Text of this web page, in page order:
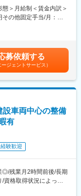
り組み
（スーパーバイザー）
ます。
運営。チームワークを
設系法人取引先、役所
る窓口対応（主に法人
おり、山形県内及び近
指す方を積極的に当社
関する費用は当社負
＞月給制＜賃金内訳＞
の他固定手当/月：
を通じて上下する可能
めた表記です。
募依頼する
ージェントサービス）
設車両中心の整備
有
験歓迎
◎/残業月2時間前後/長期
格取得状況によって